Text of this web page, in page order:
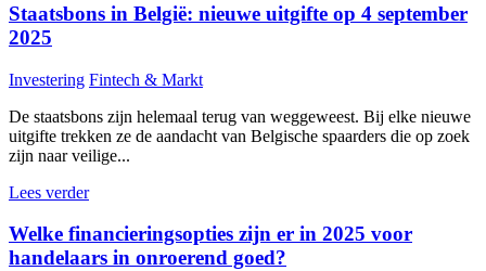
Staatsbons in België: nieuwe uitgifte op 4 september
2025
Investering Fintech & Markt
De staatsbons zijn helemaal terug van weggeweest. Bij elke nieuwe
uitgifte trekken ze de aandacht van Belgische spaarders die op zoek
zijn naar veilige...
Lees verder
Welke financieringsopties zijn er in 2025 voor
handelaars in onroerend goed?